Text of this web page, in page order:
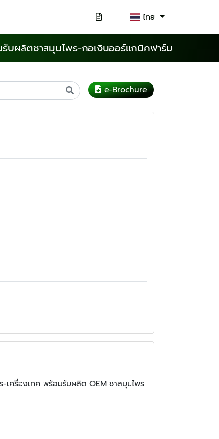
ไทย
รับผลิตชาสมุนไพร-กอเงินออร์แกนิคฟาร์ม
e-Brochure
ครื่องเทศ พร้อมรับผลิต OEM ชาสมุนไพร